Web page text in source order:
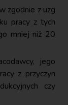
zgodnie z uzg
pracy z tych
mniej niż 20
jego
z przyczyn
czy